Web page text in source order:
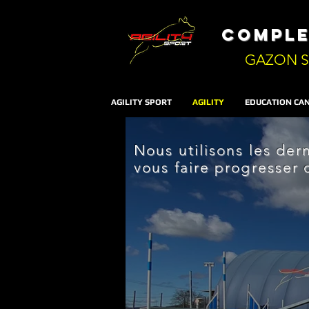
GAZON
AGILITY SPORT AGILITY EDUCATION
Nous utilisons les
vous faire progresser